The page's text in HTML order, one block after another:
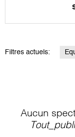
Filtres actuels:
Aucun